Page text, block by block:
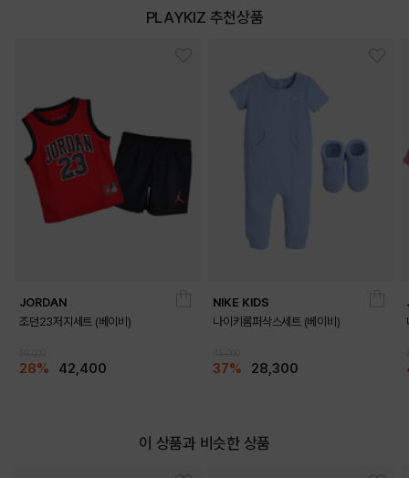
PRODUCT VIEW
PLAYKIZ 추천상품
JORDAN
조던23저지세트 (베이비)
28% 42,400
NIKE KIDS
나이키롬퍼삭스세트 (베이비)
37% 28,300
이 상품과 비슷한 상품